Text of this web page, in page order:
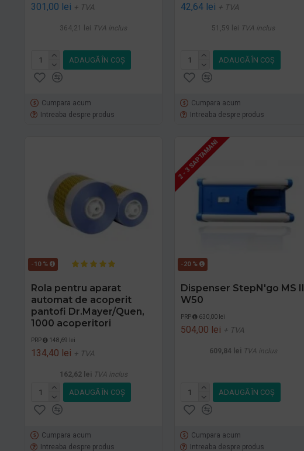
301,00 lei + TVA
364,21 lei TVA inclus
ADAUGĂ ÎN COŞ
Cumpara acum
Intreaba despre produs
42,64 lei + TVA
51,59 lei TVA inclus
ADAUGĂ ÎN COŞ
Cumpara acum
Intreaba despre produs
-10 %
Rola pentru aparat
automat de acoperit
pantofi Dr.Mayer/Quen,
1000 acoperitori
PRP 148,69 lei
134,40 lei + TVA
162,62 lei TVA inclus
ADAUGĂ ÎN COŞ
Cumpara acum
Intreaba despre produs
-20 %
2 - 3 SAPTAMANI
Dispenser StepN'go MS II
W50
PRP 630,00 lei
504,00 lei + TVA
609,84 lei TVA inclus
ADAUGĂ ÎN COŞ
Cumpara acum
Intreaba despre produs